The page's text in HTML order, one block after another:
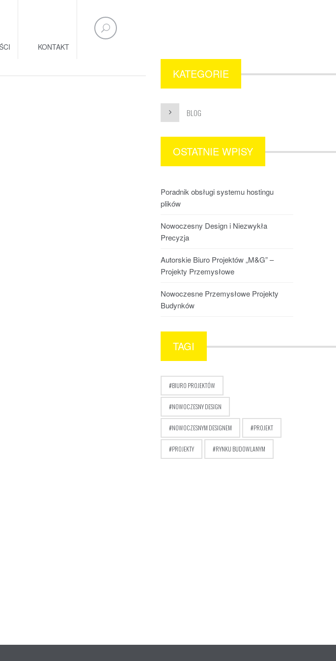
KONTAKT
KATEGORIE
BLOG
OSTATNIE WPISY
Poradnik obsługi systemu hostingu
plików
Nowoczesny Design i Niezwykła
Precyzja
Autorskie Biuro Projektów „M&G” –
Projekty Przemysłowe
Nowoczesne Przemysłowe Projekty
Budynków
TAGI
BIURO PROJEKTÓW
NOWOCZESNY DESIGN
NOWOCZESNYM DESIGNEM PROJEKT
PROJEKTY RYNKU BUDOWLANYM